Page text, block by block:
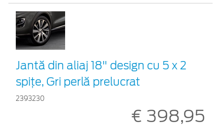
Jantă din aliaj 18" design cu 5 x 2
spițe, Gri perlă prelucrat
2393230
€ 398,95